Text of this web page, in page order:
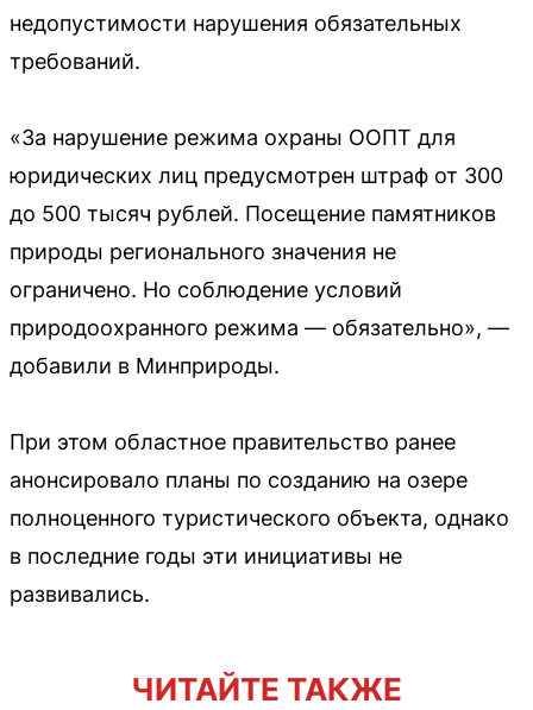
недопустимости нарушения обязательных
требований.
«За нарушение режима охраны ООПТ для
юридических лиц предусмотрен штраф от 300
до 500 тысяч рублей. Посещение памятников
природы регионального значения не
ограничено. Но соблюдение условий
природоохранного режима — обязательно», —
добавили в Минприроды.
При этом областное правительство ранее
анонсировало планы по созданию на озере
полноценного туристического объекта, однако
в последние годы эти инициативы не
развивались.
ЧИТАЙТЕ ТАКЖЕ